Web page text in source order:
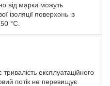
від марки можуть
ізоляції поверхонь із
°C.
тривалість експлуатаційного
потік не перевищує